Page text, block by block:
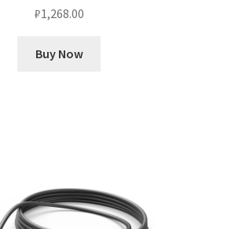
₽1,268.00
Buy Now